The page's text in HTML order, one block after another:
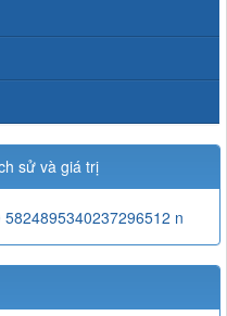
sử và giá trị